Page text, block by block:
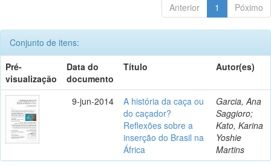
Anterior 1 Póximo
Conjunto de itens:
Pré-
visualização
Data do
documento
Título Autor(es)
9-jun-2014
A história da caça ou
do caçador?
Reflexões sobre a
inserção do Brasil na
África
Garcia, Ana
Saggioro;
Kato, Karina
Yoshie
Martins